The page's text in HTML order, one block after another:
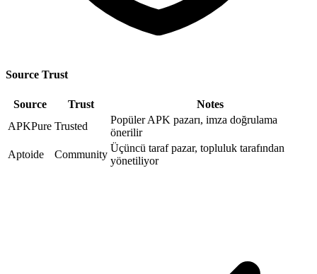
Source Trust
Source Trust
Notes
APKPure Trusted
Popüler APK pazarı, imza doğrulama
önerilir
Aptoide
Community
Üçüncü taraf pazar, topluluk tarafından
yönetiliyor